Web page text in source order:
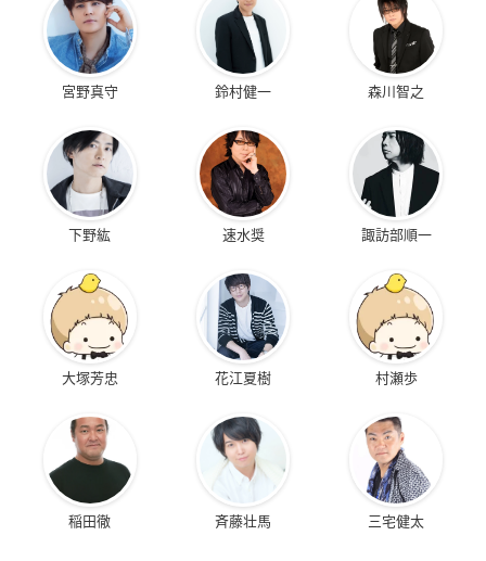
宮野真守 鈴村健一 森川智之
下野紘 速水奨 諏訪部順一
大塚芳忠 花江夏樹 村瀬歩
稲田徹 斉藤壮馬 三宅健太